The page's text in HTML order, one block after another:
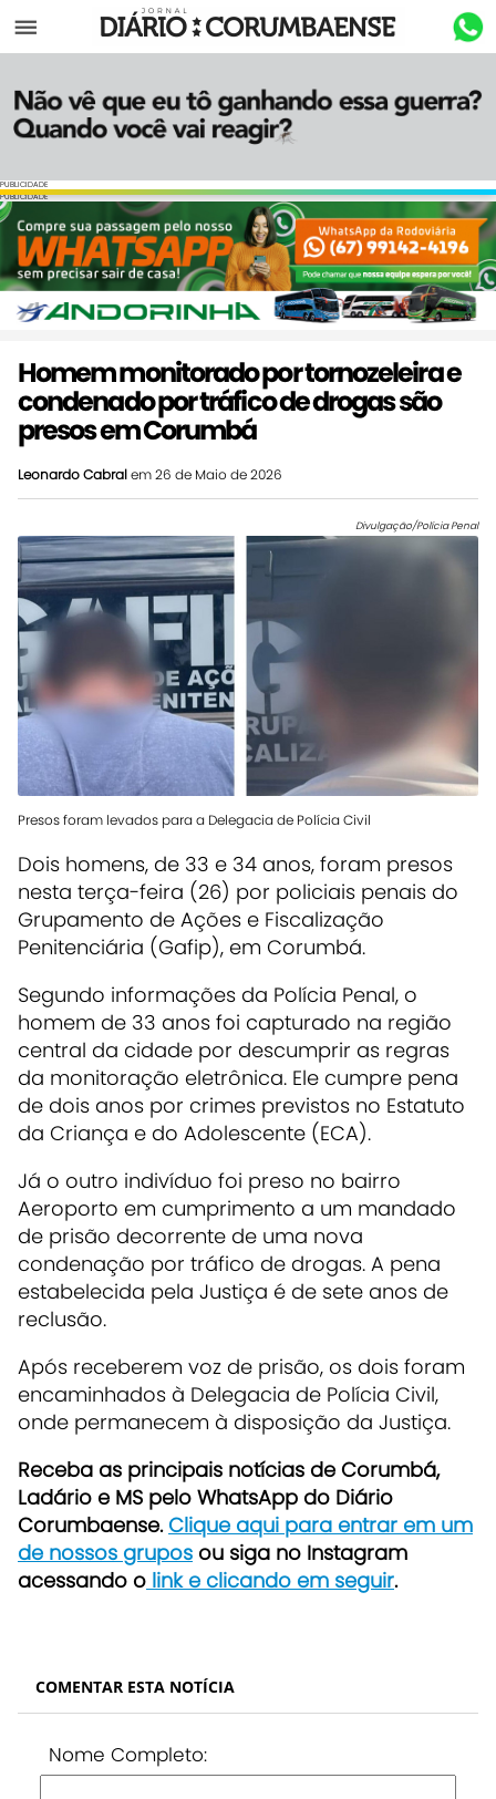
Menu
PUBLICIDADE
PUBLICIDADE
Homem monitorado por tornozeleira e
condenado por tráfico de drogas são
presos em Corumbá
Leonardo Cabralem 26 de Maio de 2026
Divulgação/Polícia Penal
Presos foram levados para a Delegacia de Polícia Civil
Dois homens, de 33 e 34 anos, foram presos
nesta terça-feira (26) por policiais penais do
Grupamento de Ações e Fiscalização
Penitenciária (Gafip), em Corumbá.
Segundo informações da Polícia Penal, o
homem de 33 anos foi capturado na região
central da cidade por descumprir as regras
da monitoração eletrônica. Ele cumpre pena
de dois anos por crimes previstos no Estatuto
da Criança e do Adolescente (ECA).
Já o outro indivíduo foi preso no bairro
Aeroporto em cumprimento a um mandado
de prisão decorrente de uma nova
condenação por tráfico de drogas. A pena
estabelecida pela Justiça é de sete anos de
reclusão.
Após receberem voz de prisão, os dois foram
encaminhados à Delegacia de Polícia Civil,
onde permanecem à disposição da Justiça.
Receba as principais notícias de Corumbá,
Ladário e MS pelo WhatsApp do Diário
Corumbaense.Clique aqui para entrar em um
de nossos grupos ou siga no Instagram
acessando o link e clicando em seguir.
COMENTAR ESTA NOTÍCIA
Nome Completo: